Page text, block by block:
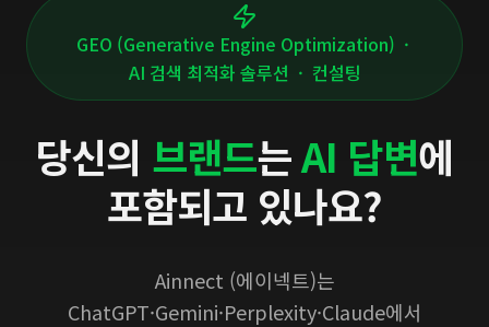
GEO (Generative Engine Optimization) ·
AI 검색 최적화 솔루션 · 컨설팅
당신의 브랜드는AI 답변에
포함되고 있나요?
Ainnect (에이넥트)는
ChatGPT·Gemini·Perplexity·Claude에서